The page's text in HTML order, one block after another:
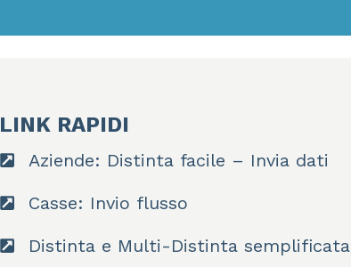
LINK RAPIDI
Aziende: Distinta facile – Invia dati
Casse: Invio flusso
Distinta e Multi-Distinta semplificata